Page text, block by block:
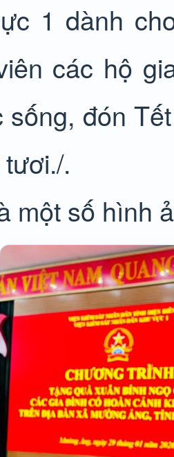
1 dành
các hộ
sống, đón
.
một số hình